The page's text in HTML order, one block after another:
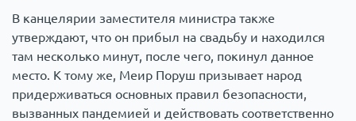
В канцелярии заместителя министра также
утверждают, что он прибыл на свадьбу и находился
там несколько минут, после чего, покинул данное
место. К тому же, Меир Поруш призывает народ
придерживаться основных правил безопасности,
вызванных пандемией и действовать соответственно